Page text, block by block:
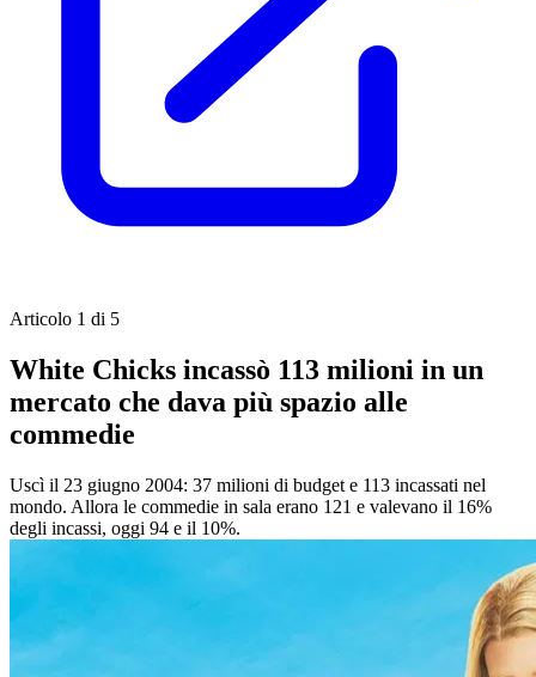
Articolo 1 di 5
White Chicks incassò 113 milioni in un
mercato che dava più spazio alle
commedie
Uscì il 23 giugno 2004: 37 milioni di budget e 113 incassati nel
mondo. Allora le commedie in sala erano 121 e valevano il 16%
degli incassi, oggi 94 e il 10%.